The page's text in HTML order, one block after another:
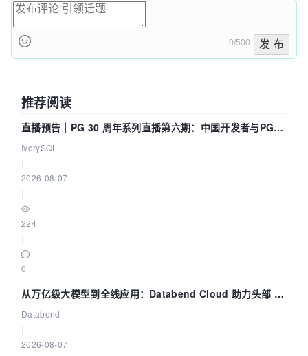
0/500 发 布
推荐阅读
直播预告｜PG 30 周年系列直播第六期：中国开发者与PG内
核——我们改得动吗？我们贡献了什么？
IvorySQL
2026-08-07
224
0
从万亿级大模型到全线应用：Databend Cloud 助力头部 AI
企业构建全链路 Trace 数据管道
Databend
2026-08-07